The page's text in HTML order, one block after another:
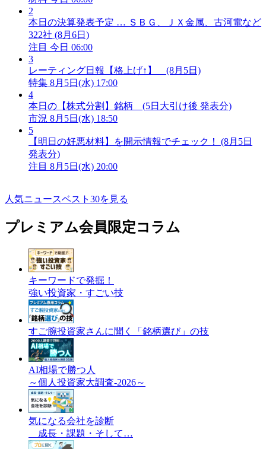
2
本日の決算発表予定 … ＳＢＧ、ＪＸ金属、古河電など
322社 (8月6日)
注目 今日 06:00
3
レーティング日報【格上げ↑】 (8月5日)
特集 8月5日(水) 17:00
4
本日の【株式分割】銘柄 (5日大引け後 発表分)
市況 8月5日(水) 18:50
5
【明日の好悪材料】を開示情報でチェック！ (8月5日
発表分)
注目 8月5日(水) 20:00
人気ニュースベスト30を見る
プレミアム会員限定コラム
キーワードで発掘！
強い投資家・すごい技
すご腕投資家さんに聞く「銘柄選び」の技
AI相場で勝つ人
～個人投資家大調査-2026～
気になる会社を診断
成長・課題・そして…